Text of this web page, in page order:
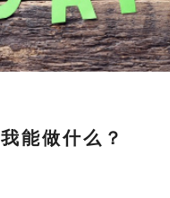
能做什么？